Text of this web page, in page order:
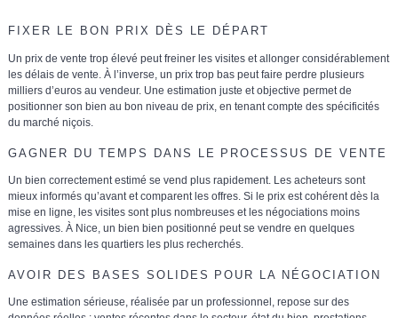
FIXER LE BON PRIX DÈS LE DÉPART
Un prix de vente trop élevé peut freiner les visites et allonger considérablement
les délais de vente. À l’inverse, un prix trop bas peut faire perdre plusieurs
milliers d’euros au vendeur. Une estimation juste et objective permet de
positionner son bien au bon niveau de prix, en tenant compte des spécificités
du marché niçois.
GAGNER DU TEMPS DANS LE PROCESSUS DE VENTE
Un bien correctement estimé se vend plus rapidement. Les acheteurs sont
mieux informés qu’avant et comparent les offres. Si le prix est cohérent dès la
mise en ligne, les visites sont plus nombreuses et les négociations moins
agressives. À Nice, un bien bien positionné peut se vendre en quelques
semainesdans les quartiers les plus recherchés.
AVOIR DES BASES SOLIDES POUR LA NÉGOCIATION
Une estimation sérieuse, réalisée par un professionnel , repose sur des